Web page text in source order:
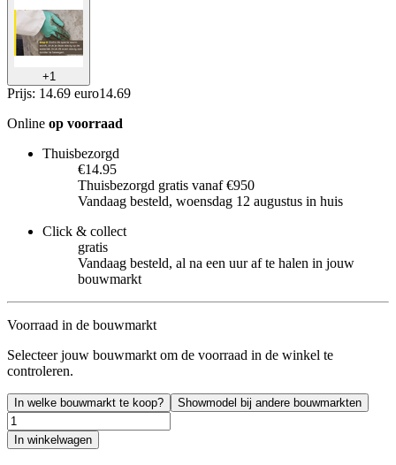
+1
Prijs: 14.69 euro14.69
Online op voorraad
Thuisbezorgd
€14.95
Thuisbezorgd gratis vanaf €950
Vandaag besteld, woensdag 12 augustus in huis
Click & collect
gratis
Vandaag besteld, al na een uur af te halen in jouw
bouwmarkt
Voorraad in de bouwmarkt
Selecteer jouw bouwmarkt om de voorraad in de winkel te
controleren.
In welke bouwmarkt te koop? Showmodel bij andere bouwmarkten
In winkelwagen